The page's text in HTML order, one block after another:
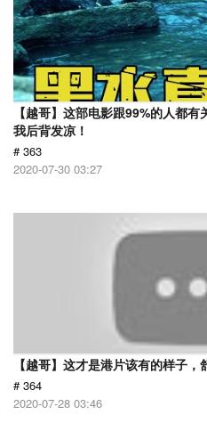
【越哥】这部电影跟99%的人都
我后背发凉！
# 363
2020-07-30 03:27
【越哥】这才是港片该有的样子
# 364
2020-07-28 03:46